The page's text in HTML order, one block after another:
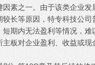
因素之一。由于该类企业发
较长等原因，特专科技公司
短期内无法盈利等情况，难
板对企业盈利、收益或现